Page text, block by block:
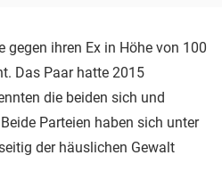
gegen ihren Ex in Höhe von 100
Das Paar hatte 2015
die beiden sich und
Parteien haben sich unter
der häuslichen Gewalt